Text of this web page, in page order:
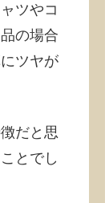
ツやコ
の場合
ツヤが
だと思
とでし